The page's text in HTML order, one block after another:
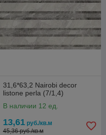
31,6*63,2 Nairobi decor
listone perla (7/1,4)
В наличии 12 ед.
13,61 руб./кв.м
45,36 руб./кв.м